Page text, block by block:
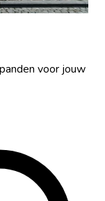
voor jouw